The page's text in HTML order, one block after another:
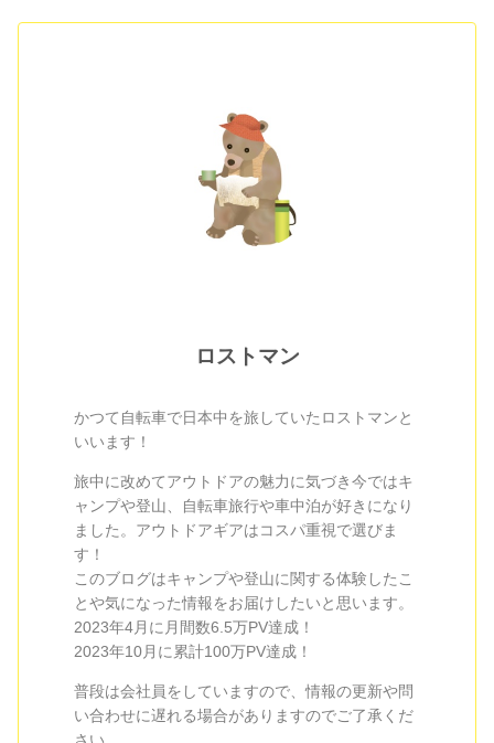
ロストマン
かつて自転車で日本中を旅していたロストマンと
いいます！
旅中に改めてアウトドアの魅力に気づき今ではキ
ャンプや登山、自転車旅行や車中泊が好きになり
ました。アウトドアギアはコスパ重視で選びま
す！
このブログはキャンプや登山に関する体験したこ
とや気になった情報をお届けしたいと思います。
2023年4月に月間数6.5万PV達成！
2023年10月に累計100万PV達成！
普段は会社員をしていますので、情報の更新や問
い合わせに遅れる場合がありますのでご了承くだ